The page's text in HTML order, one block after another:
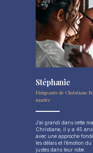
Stéphanie
Dirigeante de Christiane
mariée
J’ai grandi dans cette
Christiane, il y a 45
avec une approche
les délais et l’émotion
justes dans leur robe.